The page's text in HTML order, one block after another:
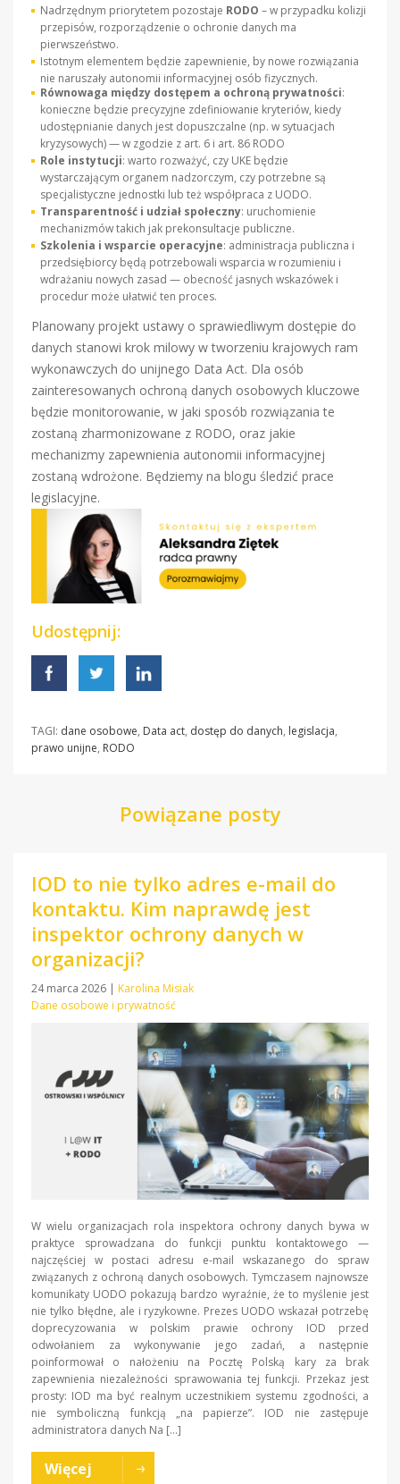
Nadrzędnym priorytetem pozostaje RODO – w przypadku kolizji
przepisów, rozporządzenie o ochronie danych ma
pierwszeństwo.
Istotnym elementem będzie zapewnienie, by nowe rozwiązania
nie naruszały autonomii informacyjnej osób fizycznych.
Równowaga między dostępem a ochroną prywatności:
konieczne będzie precyzyjne zdefiniowanie kryteriów, kiedy
udostępnianie danych jest dopuszczalne (np. w sytuacjach
kryzysowych) — w zgodzie z art. 6 i art. 86 RODO
Role instytucji: warto rozważyć, czy UKE będzie
wystarczającym organem nadzorczym, czy potrzebne są
specjalistyczne jednostki lub też współpraca z UODO.
Transparentność i udział społeczny: uruchomienie
mechanizmów takich jak prekonsultacje publiczne.
Szkolenia i wsparcie operacyjne: administracja publiczna i
przedsiębiorcy będą potrzebowali wsparcia w rozumieniu i
wdrażaniu nowych zasad — obecność jasnych wskazówek i
procedur może ułatwić ten proces.
Planowany projekt ustawy o sprawiedliwym dostępie do
danych stanowi krok milowy w tworzeniu krajowych ram
wykonawczych do unijnego Data Act. Dla osób
zainteresowanych ochroną danych osobowych kluczowe
będzie monitorowanie, w jaki sposób rozwiązania te
zostaną zharmonizowane z RODO, oraz jakie
mechanizmy zapewnienia autonomii informacyjnej
zostaną wdrożone. Będziemy na blogu śledzić prace
legislacyjne.
Udostępnij:
TAGI: dane osobowe, Data act, dostęp do danych, legislacja,
prawo unijne, RODO
Powiązane posty
IOD to nie tylko adres e-mail do
kontaktu. Kim naprawdę jest
inspektor ochrony danych w
organizacji?
24 marca 2026 | Karolina Misiak
Dane osobowe i prywatność
W wielu organizacjach rola inspektora ochrony danych bywa w
praktyce sprowadzana do funkcji punktu kontaktowego —
najczęściej w postaci adresu e-mail wskazanego do spraw
związanych z ochroną danych osobowych. Tymczasem najnowsze
komunikaty UODO pokazują bardzo wyraźnie, że to myślenie jest
nie tylko błędne, ale i ryzykowne. Prezes UODO wskazał potrzebę
doprecyzowania w polskim prawie ochrony IOD przed
odwołaniem za wykonywanie jego zadań, a następnie
poinformował o nałożeniu na Pocztę Polską kary za brak
zapewnienia niezależności sprawowania tej funkcji. Przekaz jest
prosty: IOD ma być realnym uczestnikiem systemu zgodności, a
nie symboliczną funkcją „na papierze”. IOD nie zastępuje
administratora danych Na […]
Więcej